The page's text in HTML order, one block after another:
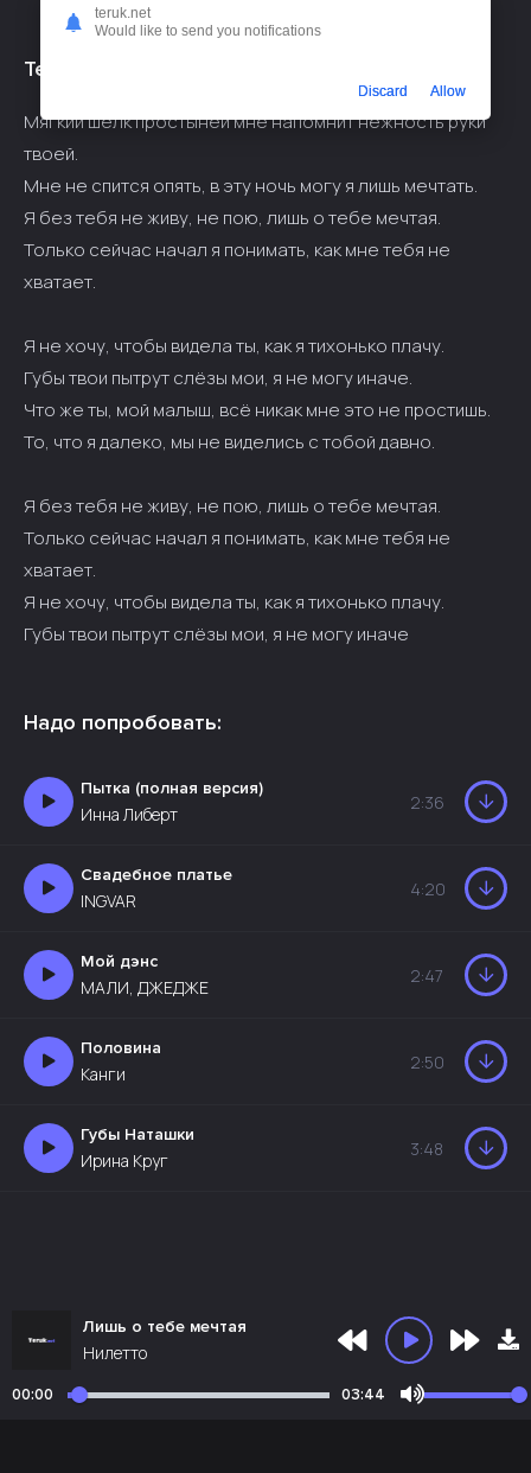
Текст припева:
Мягкий шёлк простыней мне напомнит нежность руки
твоей.
Мне не спится опять, в эту ночь могу я лишь мечтать.
Я без тебя не живу, не пою, лишь о тебе мечтая.
Только сейчас начал я понимать, как мне тебя не
хватает.
Я не хочу, чтобы видела ты, как я тихонько плачу.
Губы твои пытрут слёзы мои, я не могу иначе.
Что же ты, мой малыш, всё никак мне это не простишь.
То, что я далеко, мы не виделись с тобой давно.
Я без тебя не живу, не пою, лишь о тебе мечтая.
Только сейчас начал я понимать, как мне тебя не
хватает.
Я не хочу, чтобы видела ты, как я тихонько плачу.
Губы твои пытрут слёзы мои, я не могу иначе
Надо попробовать:
Пытка (полная версия)
Инна Либерт
2:36
Свадебное платье
INGVAR
4:20
Мой дэнс
МАЛИ, ДЖЕДЖЕ
2:47
Половина
Канги
2:50
Губы Наташки
Ирина Круг
3:48
Лишь о тебе мечтая
Нилетто
00:00 03:44
teruk.net
Would like to send you notifications
Discard Allow